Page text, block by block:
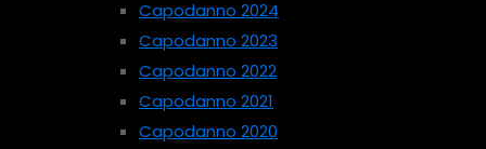
Capodanno 2024
Capodanno 2023
Capodanno 2022
Capodanno 2021
Capodanno 2020